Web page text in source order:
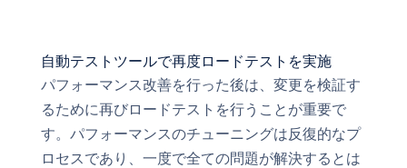
自動テストツールで再度ロードテストを実施
パフォーマンス改善を行った後は、変更を検証す
るために再びロードテストを行うことが重要で
す。パフォーマンスのチューニングは反復的なプ
ロセスであり、一度で全ての問題が解決するとは